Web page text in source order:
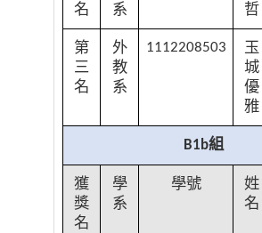
名
系
哲
第
三
名
外
教
系
1112208503
玉
城
優
雅
B1b組
獲
獎
名
學
系
學號
姓
名